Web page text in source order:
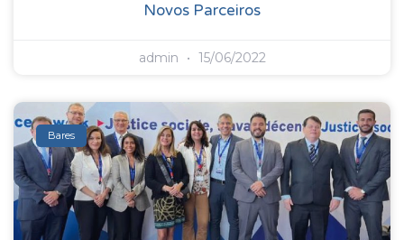
Novos Parceiros
admin 15/06/2022
Bares